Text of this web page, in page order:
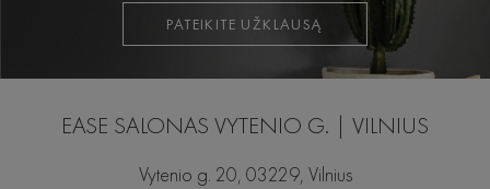
PATEIKITE UŽKLAUSĄ
EASE SALONAS VYTENIO G. | VILNIUS
Vytenio g. 20, 03229, Vilnius